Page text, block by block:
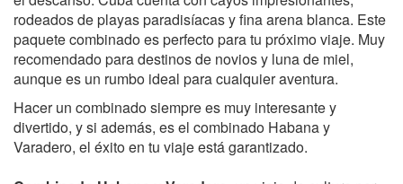
rodeados de playas paradisíacas y fina arena blanca. Este
paquete combinado es perfecto para tu próximo viaje. Muy
recomendado para destinos de novios y luna de miel,
aunque es un rumbo ideal para cualquier aventura.
Hacer un combinado siempre es muy interesante y
divertido, y si además, es el combinado Habana y
Varadero, el éxito en tu viaje está garantizado.